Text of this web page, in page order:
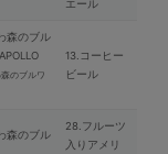
エール
森のブル
のブルワ
13.コーヒー
ビール
森のブル
28.フルーツ
入りアメリ